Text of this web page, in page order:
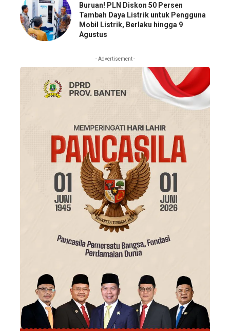
Buruan! PLN Diskon 50 Persen
Tambah Daya Listrik untuk Pengguna
Mobil Listrik, Berlaku hingga 9
Agustus
- Advertisement -